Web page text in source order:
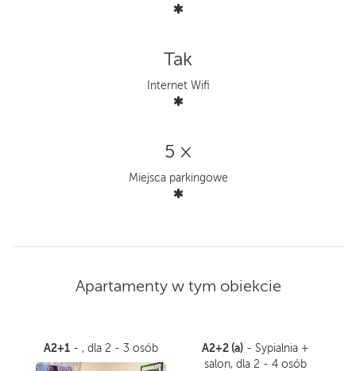
Tak
Internet Wifi
5 ×
Miejsca parkingowe
Apartamenty w tym obiekcie
A2+1 - , dla 2 - 3 osób A2+2 (a)- Sypialnia +
salon, dla 2 - 4 osób